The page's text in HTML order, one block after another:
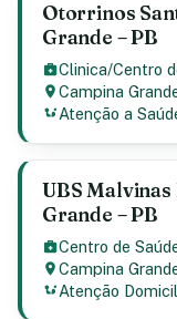
Otorrinos
Grande – PB
Clinica/Centro
Campina
Atenção a
UBS
Grande – PB
Centro de
Campina
Atenção